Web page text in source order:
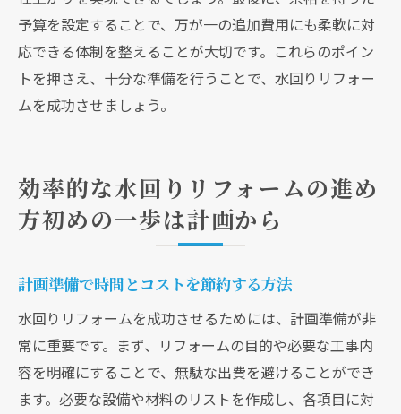
予算を設定することで、万が一の追加費用にも柔軟に対
応できる体制を整えることが大切です。これらのポイン
トを押さえ、十分な準備を行うことで、水回りリフォー
ムを成功させましょう。
効率的な水回りリフォームの進め
方初めの一歩は計画から
計画準備で時間とコストを節約する方法
水回りリフォームを成功させるためには、計画準備が非
常に重要です。まず、リフォームの目的や必要な工事内
容を明確にすることで、無駄な出費を避けることができ
ます。必要な設備や材料のリストを作成し、各項目に対